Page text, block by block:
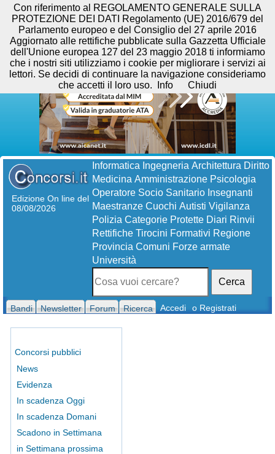
Edizione On line del
08/08/2026
Informatica Ingegneria Architettura Diritto
Medicina Amministrazione Psicologia
Operatore Socio Sanitario Insegnanti
Maestranze Cuochi Autisti Vigilanza
Polizia Categorie Protette Diari Rinvii
Rettifiche Tirocini Formativi Regione
Provincia Comuni Forze armate
Università
Cerca
Bandi Newsletter Forum Ricerca Accedi o Registrati
Concorsi pubblici
News
Evidenza
In scadenza Oggi
In scadenza Domani
Scadono in Settimana
in Settimana prossima
Con riferimento al REGOLAMENTO GENERALE SULLA
PROTEZIONE DEI DATI Regolamento (UE) 2016/679 del
Parlamento europeo e del Consiglio del 27 aprile 2016
Aggiornato alle rettifiche pubblicate sulla Gazzetta Ufficiale
dell'Unione europea 127 del 23 maggio 2018 ti informiamo
che i nostri siti utilizziamo i cookie per migliorare i servizi ai
lettori. Se decidi di continuare la navigazione consideriamo
che accetti il loro uso.
Info Chiudi